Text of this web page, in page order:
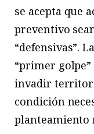
se acepta que
preventivo
“defensivas”.
“primer golpe”
invadir
condición
planteamiento